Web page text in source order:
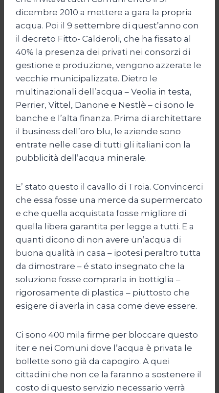
dicembre 2010 a mettere a gara la propria
acqua. Poi il 9 settembre di quest’anno con
il decreto Fitto- Calderoli, che ha fissato al
40% la presenza dei privati nei consorzi di
gestione e produzione, vengono azzerate le
vecchie municipalizzate. Dietro le
multinazionali dell’acqua – Veolia in testa,
Perrier, Vittel, Danone e Nestlè – ci sono le
banche e l’alta finanza. Prima di architettare
il business dell’oro blu, le aziende sono
entrate nelle case di tutti gli italiani con la
pubblicità dell’acqua minerale.
E’ stato questo il cavallo di Troia. Convincerci
che essa fosse una merce da supermercato
e che quella acquistata fosse migliore di
quella libera garantita per legge a tutti. E a
quanti dicono di non avere un’acqua di
buona qualità in casa – ipotesi peraltro tutta
da dimostrare – é stato insegnato che la
soluzione fosse comprarla in bottiglia –
rigorosamente di plastica – piuttosto che
esigere di averla in casa come deve essere.
Ci sono 400 mila firme per bloccare questo
iter e nei Comuni dove l’acqua è privata le
bollette sono già da capogiro. A quei
cittadini che non ce la faranno a sostenere il
costo di questo servizio necessario verrà